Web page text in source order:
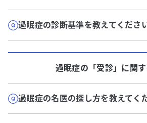
過眠症の診断基準を教えてください
過眠症の「受診」に関
過眠症の名医の探し方を教えてく